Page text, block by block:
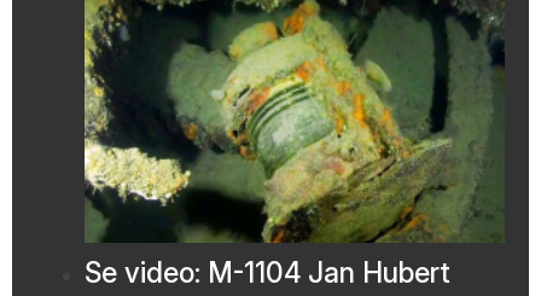
Se video: M-1104 Jan Hubert